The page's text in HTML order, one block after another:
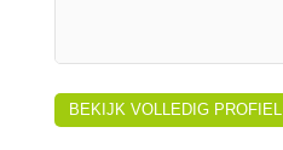
BEKIJK VOLLEDIG PROFIEL